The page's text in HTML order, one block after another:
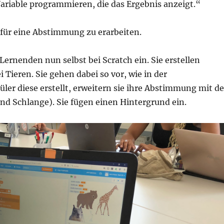
programmieren, die das Ergebnis anzeigt.“
eine Abstimmung zu erarbeiten.
nun selbst bei Scratch ein. Sie erstellen
Sie gehen dabei so vor, wie in der
diese erstellt, erweitern sie ihre Abstimmung mit
Schlange). Sie fügen einen Hintergrund ein.